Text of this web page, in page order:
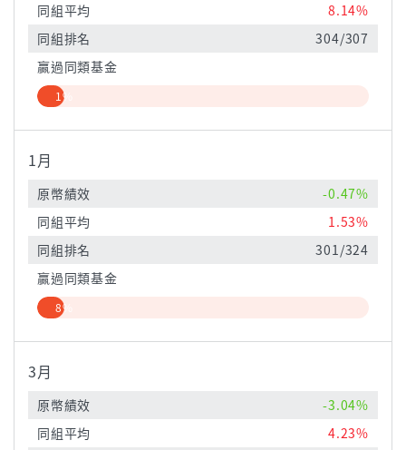
同組平均
8.14%
同組排名
304/307
贏過同類基金
1%
1月
原幣績效
-0.47%
同組平均
1.53%
同組排名
301/324
贏過同類基金
8%
3月
原幣績效
-3.04%
同組平均
4.23%